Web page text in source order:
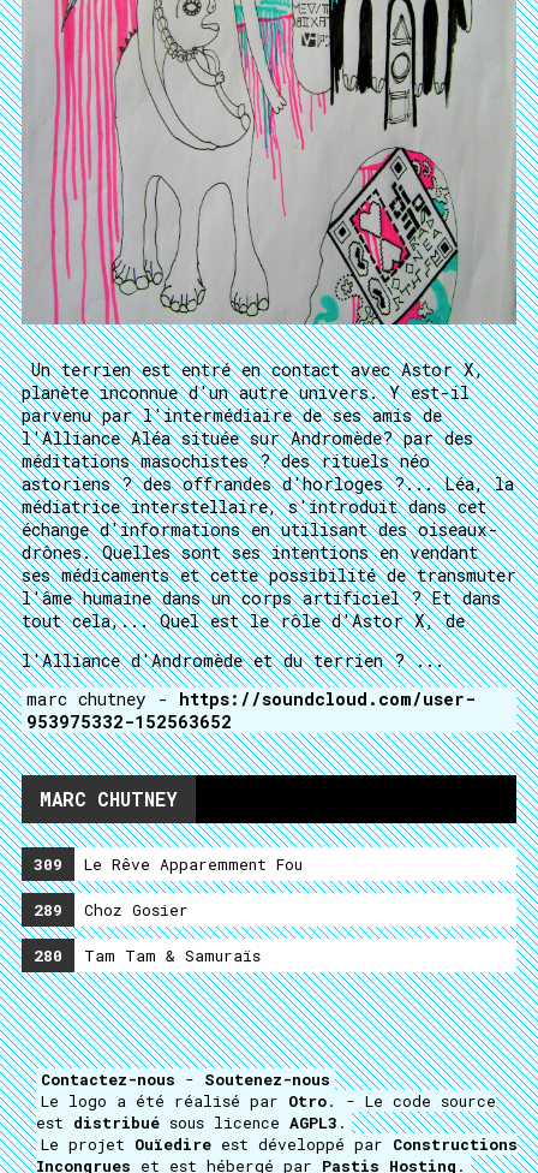
Un terrien est entré en contact avec Astor X,
planète inconnue d'un autre univers. Y est-il
parvenu par l'intermédiaire de ses amis de
l'Alliance Aléa située sur Andromède? par des
méditations masochistes ? des rituels néo
astoriens ? des offrandes d'horloges ?... Léa, la
médiatrice interstellaire, s'introduit dans cet
échange d'informations en utilisant des oiseaux-
drônes. Quelles sont ses intentions en vendant
ses médicaments et cette possibilité de transmuter
l'âme humaine dans un corps artificiel ? Et dans
tout cela,... Quel est le rôle d'Astor X, de
l'Alliance d'Andromède et du terrien ? ...
marc chutney - https://soundcloud.com/user-
953975332-152563652
MARC CHUTNEY
309 Le Rêve Apparemment Fou
289 Choz Gosier
280 Tam Tam & Samuraïs
Contactez-nous - Soutenez-nous
Le logo a été réalisé par Otro. - Le code source
est distribué sous licence AGPL3 .
Le projet Ouïedire est développé par Constructions
Incongrues et est hébergé par Pastis Hosting .